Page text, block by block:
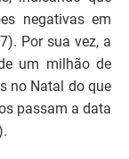
negativas em
Por sua vez, a
um milhão de
no Natal do que
passam a data